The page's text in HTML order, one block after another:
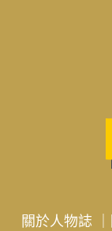
關於人物誌